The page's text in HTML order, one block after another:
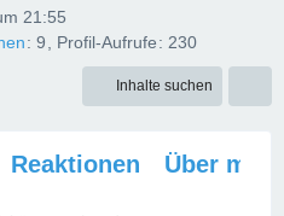
21:55
9 Profil-Aufrufe 230
Inhalte suchen
Reaktionen Über mich